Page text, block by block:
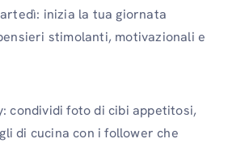
inizia la tua giornata
stimolanti, motivazionali e
condividi foto di cibi appetitosi,
di cucina con i follower che